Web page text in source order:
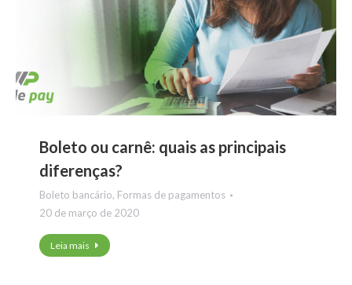
Boleto ou carnê: quais as principais
diferenças?
Boleto bancário, Formas de pagamentos
20 de março de 2020
Leia mais